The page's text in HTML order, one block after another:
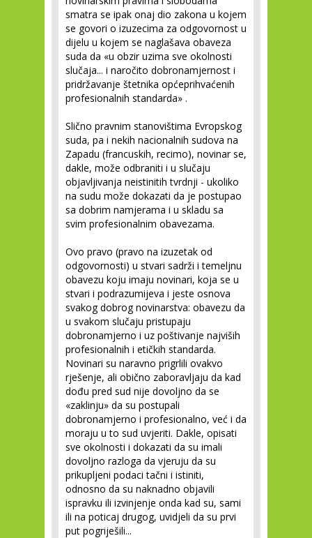
smatra se ipak onaj dio zakona u kojem
se govori o izuzecima za odgovornost u
dijelu u kojem se naglašava obaveza
suda da «u obzir uzima sve okolnosti
slučaja... i naročito dobronamjernost i
pridržavanje štetnika općeprihvaćenih
profesionalnih standarda» .
Slično pravnim stanovištima Evropskog
suda, pa i nekih nacionalnih sudova na
Zapadu (francuskih, recimo), novinar se,
dakle, može odbraniti i u slučaju
objavljivanja neistinitih tvrdnji - ukoliko
na sudu može dokazati da je postupao
sa dobrim namjerama i u skladu sa
svim profesionalnim obavezama.
Ovo pravo (pravo na izuzetak od
odgovornosti) u stvari sadrži i temeljnu
obavezu koju imaju novinari, koja se u
stvari i podrazumijeva i jeste osnova
svakog dobrog novinarstva: obavezu da
u svakom slučaju pristupaju
dobronamjerno i uz poštivanje najviših
profesionalnih i etičkih standarda.
Novinari su naravno prigrlili ovakvo
rješenje, ali obično zaboravljaju da kad
dođu pred sud nije dovoljno da se
«zaklinju» da su postupali
dobronamjerno i profesionalno, već i da
moraju u to sud uvjeriti. Dakle, opisati
sve okolnosti i dokazati da su imali
dovoljno razloga da vjeruju da su
prikupljeni podaci tačni i istiniti,
odnosno da su naknadno objavili
ispravku ili izvinjenje onda kad su, sami
ili na poticaj drugog, uvidjeli da su prvi
put pogriješili...